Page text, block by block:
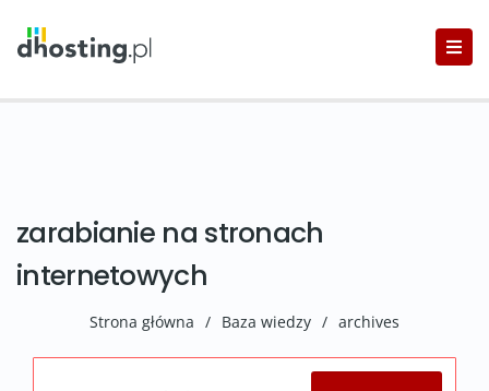
zarabianie na stronach
internetowych
Strona główna / Baza wiedzy / archives